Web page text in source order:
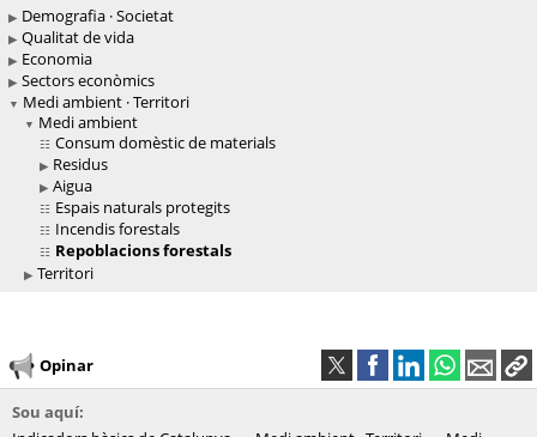
Demografia · Societat
Qualitat de vida
Economia
Sectors econòmics
Medi ambient · Territori
Medi ambient
Consum domèstic de materials
Residus
Aigua
Espais naturals protegits
Incendis forestals
Repoblacions forestals
Territori
Opinar
Sou aquí: